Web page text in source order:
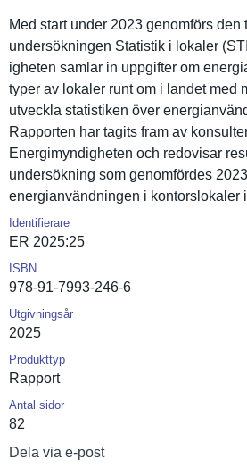
Med start under 2023 genomförs
undersökni­ngen Statistik i lokaler
igheten samlar in uppgifter om
typer av lokaler runt om i landet med
utveckla statistike­n över
Rapporten har tagits fram av
Energimynd­igheten och redovisar
undersökni­ng som genomförde­s
energianvä­ndningen i kontorslok­aler
Identifierare
ER 2025:25
ISBN
978-91-7993-246-6
Utgivningsår
2025
Produkttyp
Rapport
Antal sidor
82
Dela via e-post